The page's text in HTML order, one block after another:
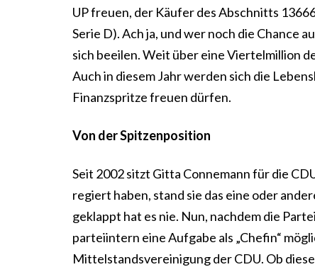
UP freuen, der Käufer des Abschnitts
Serie D). Ach ja, und wer noch die Chance
sich beeilen. Weit über eine Viertelmillion
Auch in diesem Jahr werden sich die
Finanzspritze freuen dürfen.
Von der Spitzenposition
Seit 2002 sitzt Gitta Connemann für die
regiert haben, stand sie das eine oder
geklappt hat es nie. Nun, nachdem die
parteiintern eine Aufgabe als „Chefin“
Mittelstandsvereinigung der CDU. Ob